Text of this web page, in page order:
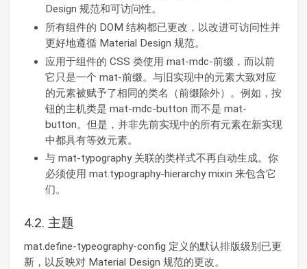
Design 规范和可访问性。
所有组件的 DOM 结构都已更改，以改进可访问性并
更好地遵循 Material Design 规范。
应用于组件的 CSS 类使用 mat-mdc-前缀，而以前
它只是一个 mat-前缀。与旧实现中的元素大致对应
的元素被赋予了相同的类名（前缀除外）。例如，按
钮的主机类是 mat-mdc-button 而不是 mat-
button。但是，并非先前实现中的所有元素在新实现
中都具有等效元素。
与 mat-typography 关联的类样式不再自动生成。你
必须使用 mat.typography-hierarchy mixin 来包含它
们。
4.2. 主题
mat.define-typeography-config 定义的默认排版级别已更
新，以反映对 Material Design 规范的更改。